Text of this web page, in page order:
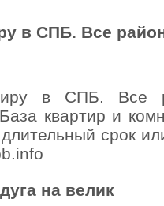
в СПБ. Все
в СПБ. Все
квартир и
срок
на велик